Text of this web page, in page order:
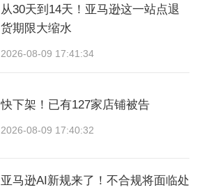
从30天到14天！亚马逊这一站点退
货期限大缩水
2026-08-09 17:41:34
快下架！已有127家店铺被告
2026-08-09 17:40:32
亚马逊AI新规来了！不合规将面临处